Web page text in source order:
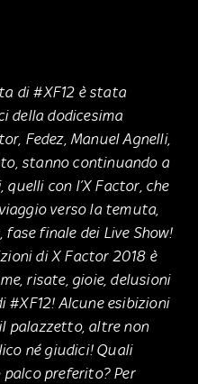
di #XF12 è stata
della dodicesima
Fedez, Manuel Agnelli,
stanno continuando a
con l’X Factor, che
verso la temuta,
finale dei Live Show!
di X Factor 2018 è
risate, gioie, delusioni
Alcune esibizioni
altre non
né giudici! Quali
preferito? Per